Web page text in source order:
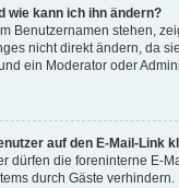
wie kann ich ihn ändern?
Benutzernamen stehen,
nicht direkt ändern, da
ein Moderator oder
auf den E-Mail-Link
dürfen die foreninterne E-
durch Gäste verhindern.